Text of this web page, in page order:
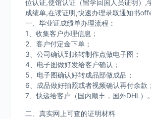
位认证,使馆认证（留学回国人员证明）,
成绩单,在读证明,快速办理录取通知书
一、毕业证成绩单办理流程：
1、收集客户办理信息；
2、客户付定金下单；
3、公司确认到账转制作点做电子图；
4、电子图做好发给客户确认；
5、电子图确认好转成品部做成品；
6、成品做好拍照或者视频确认再付余款；
7、快递给客户（国内顺丰，国外DHL）。
二、真实网上可查的证明材料